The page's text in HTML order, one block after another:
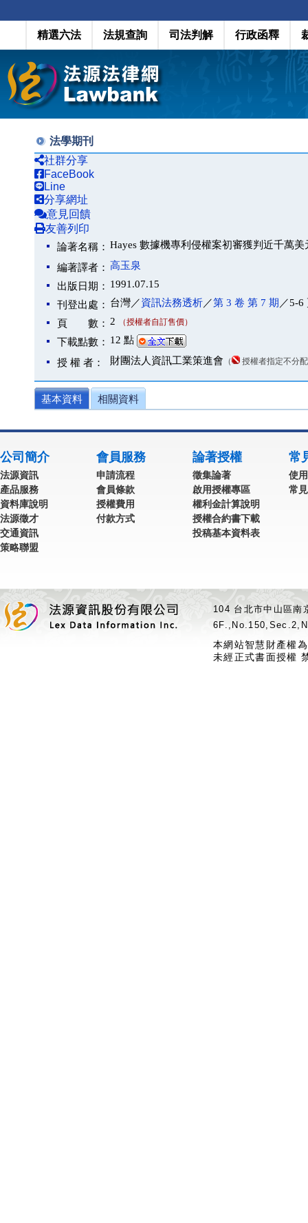
精選六法 法規查詢 司法判解 行政函釋
法學期刊
社群分享
FaceBook
Line
分享網址
意見回饋
友善列印
論著名稱： Hayes 數據機專利侵權案初審獲判近千萬美
編著譯者： 高玉泉
出版日期： 1991.07.15
刊登出處： 台灣／資訊法務透析／第 3 卷 第 7 期 ／5-6
頁 數： 2 （授權者自訂售價）
下載點數： 12 點
授 權 者： 財團法人資訊工業策進會 （ 授權者指定不分
基本資料 相關資料
公司簡介
法源資訊
產品服務
資料庫說明
法源徵才
交通資訊
策略聯盟
會員服務
申請流程
會員條款
授權費用
付款方式
論著授權
徵集論著
啟用授權專區
權利金計算說明
授權合約書下載
投稿基本資料表
常
使
常
104 台北市中山區
本網站智慧財產權
未經正式書面授權